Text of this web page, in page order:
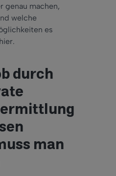
genau machen,
welche
es
durch
man